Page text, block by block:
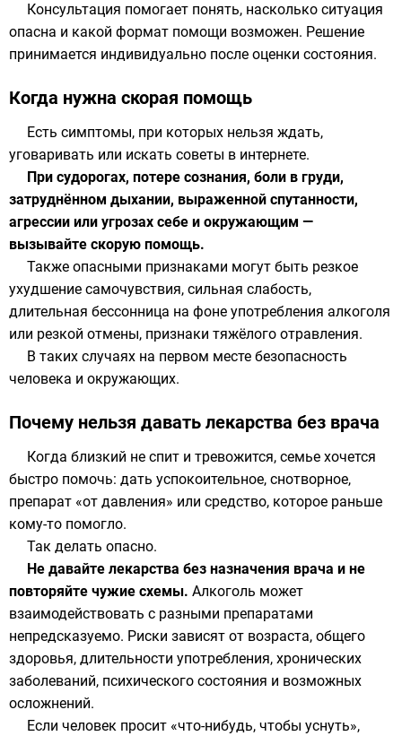
Консультация помогает понять, насколько ситуация
опасна и какой формат помощи возможен. Решение
принимается индивидуально после оценки состояния.
Когда нужна скорая помощь
Есть симптомы, при которых нельзя ждать,
уговаривать или искать советы в интернете.
При судорогах, потере сознания, боли в груди,
затруднённом дыхании, выраженной спутанности,
агрессии или угрозах себе и окружающим —
вызывайте скорую помощь.
Также опасными признаками могут быть резкое
ухудшение самочувствия, сильная слабость,
длительная бессонница на фоне употребления алкоголя
или резкой отмены, признаки тяжёлого отравления.
В таких случаях на первом месте безопасность
человека и окружающих.
Почему нельзя давать лекарства без врача
Когда близкий не спит и тревожится, семье хочется
быстро помочь: дать успокоительное, снотворное,
препарат «от давления» или средство, которое раньше
кому-то помогло.
Так делать опасно.
Не давайте лекарства без назначения врача и не
повторяйте чужие схемы. Алкоголь может
взаимодействовать с разными препаратами
непредсказуемо. Риски зависят от возраста, общего
здоровья, длительности употребления, хронических
заболеваний, психического состояния и возможных
осложнений.
Если человек просит «что-нибудь, чтобы уснуть»,